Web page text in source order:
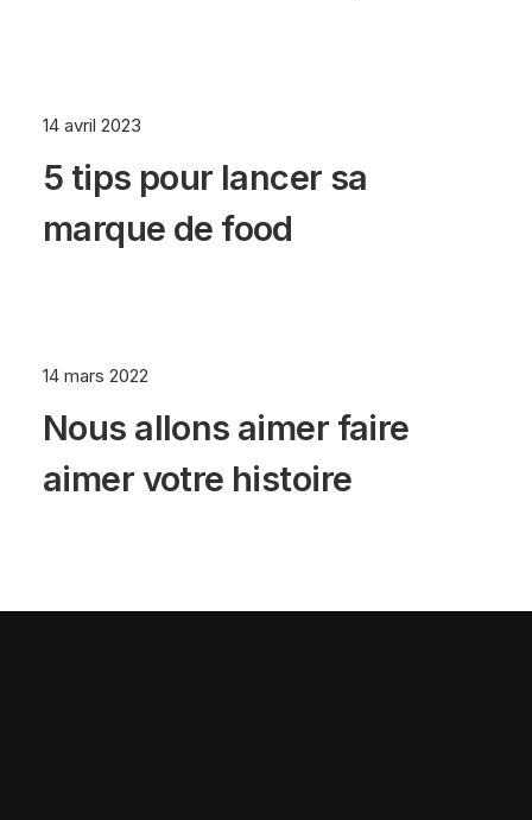
14 avril 2023
5 tips pour lancer sa
marque de food
14 mars 2022
Nous allons aimer faire
aimer votre histoire